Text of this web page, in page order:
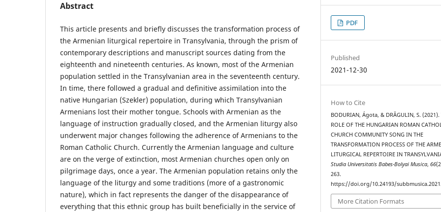
Abstract
This article presents and briefly discusses the transformation process of
the Armenian liturgical repertoire in Transylvania, through the prism of
contemporary descriptions and manuscript sources dating from the
eighteenth and nineteenth centuries. As known, most of the Armenian
population settled in the Transylvanian area in the seventeenth century.
In time, there followed a gradual and definitive assimilation into the
native Hungarian (Szekler) population, during which Transylvanian
Armenians lost their mother tongue. Schools with Armenian as the
language of instruction gradually closed, and the Armenian liturgy also
underwent major changes following the adherence of Armenians to the
Roman Catholic Church. Currently the Armenian language and culture
are on the verge of extinction, most Armenian churches open only on
pilgrimage days, once a year. The Armenian population retains only the
language of the liturgy and some traditions (more of a gastronomic
nature), which in fact represents the danger of the disappearance of
everything that this ethnic group has built beneficially in the service of
PDF
Published
2021-12-30
How to Cite
BODURIAN, Ágota, & DRĂGULIN, S. (2021).
ROLE OF THE HUNGARIAN ROMAN
CHURCH COMMUNITY SONG IN THE
TRANSFORMATION PROCESS OF THE
LITURGICAL REPERTOIRE IN
Studia Universitatis Babes-Bolyai Musica,66
263.
https://doi.org/10.24193/
More Citation Formats